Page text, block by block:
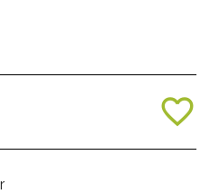
favorite_border